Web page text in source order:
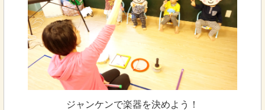
ジャンケンで楽器を決めよう！